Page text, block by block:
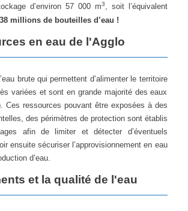
d’environ 57 000 m3, soit l’équivalent
38 millions de bouteilles d’eau !
en eau de l'Agglo
brute qui permettent d’alimenter le territoire
variées et sont en grande majorité des eaux
Ces ressources pouvant être exposées à des
des périmètres de protection sont établis
afin de limiter et détecter d’éventuels
ensuite sécuriser l’approvisionnement en eau
d’eau.
et la qualité de l'eau